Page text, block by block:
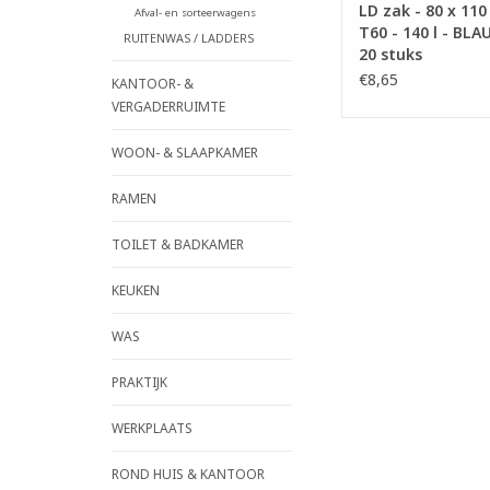
Afval- en sorteerwagens
RUITENWAS / LADDERS
KANTOOR- &
VERGADERRUIMTE
WOON- & SLAAPKAMER
RAMEN
TOILET & BADKAMER
KEUKEN
WAS
PRAKTIJK
WERKPLAATS
ROND HUIS & KANTOOR
LD zak - 80 x
T60 - 140 l -
20 stuks
€8,65